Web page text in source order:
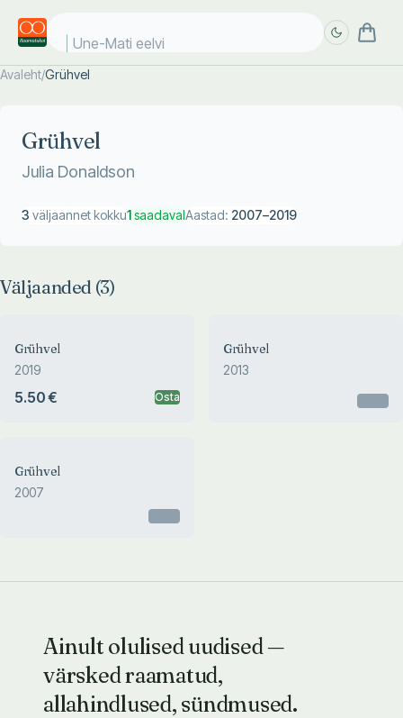
Une-Mati eelvii
Avaleht/Grühvel
Grühvel
Julia Donaldson
3 väljaannet kokku1saadavalAastad: 2007–2019
Väljaanded (3)
Grühvel
2019
5.50 € Osta
Grühvel
2013
Grühvel
2007
Ainult olulised uudised —
värsked raamatud,
allahindlused, sündmused.